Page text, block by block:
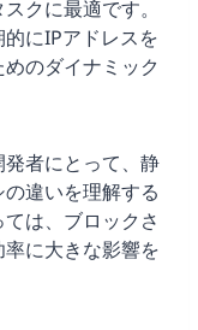
クに最適です。
にIPアドレスを
のダイナミック
者にとって、静
違いを理解する
は、ブロックさ
に大きな影響を